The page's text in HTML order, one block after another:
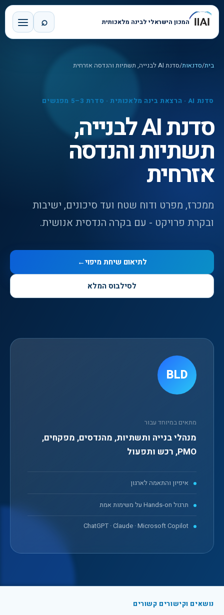
המכון הישראלי לבינה מלאכותית ⌕
בית/סדנאות/סדנת AI לבנייה, תשתיות והנדסה אזרחית
סדנת AI · הרצאת בינה מלאכותית · סדרת 3–5 מפגשים
סדנת AI לבנייה,
תשתיות והנדסה
אזרחית
ממכרז, מפרט ודוח שטח ועד סיכונים, ישיבות
ובקרת פרויקט - עם בקרה הנדסית אנושית.
לתיאום שיחת מיפוי←
לסילבוס המלא
BLD
מתאים במיוחד עבור
מנהלי בנייה ותשתיות, מהנדסים, מפקחים,
PMO, רכש ותפעול
איפיון והתאמה לארגון
תרגול Hands-on על משימות אמת
ChatGPT · Claude · Microsoft Copilot
נושאים וקישורים קשורים